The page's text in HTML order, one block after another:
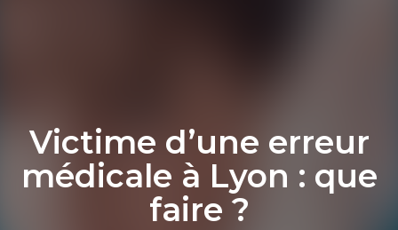
Victime d’une erreur
médicale à Lyon : que
faire ?